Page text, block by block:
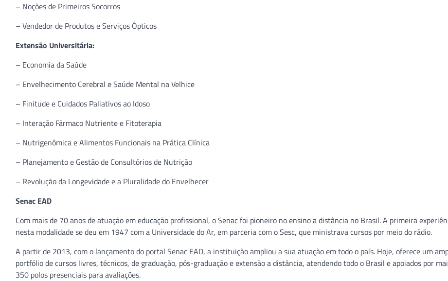
– Noções de Primeiros Socorros
– Vendedor de Produtos e Serviços Ópticos
Extensão Universitária:
– Economia da Saúde
– Envelhecimento Cerebral e Saúde Mental na Velhice
– Finitude e Cuidados Paliativos ao Idoso
– Interação Fármaco Nutriente e Fitoterapia
– Nutrigenômica e Alimentos Funcionais na Prática Clínica
– Planejamento e Gestão de Consultórios de Nutrição
– Revolução da Longevidade e a Pluralidade do Envelhecer
Senac EAD
Com mais de 70 anos de atuação em educação profissional, o Senac foi pioneiro no ensino a distância no Brasil. A primeira
nesta modalidade se deu em 1947 com a Universidade do Ar, em parceria com o Sesc, que ministrava cursos por meio do rádio.
A partir de 2013, com o lançamento do portal Senac EAD, a instituição ampliou a sua atuação em todo o país. Hoje, oferece um
portfólio de cursos livres, técnicos, de graduação, pós-graduação e extensão a distância, atendendo todo o Brasil e apoiados por
350 polos presenciais para avaliações.